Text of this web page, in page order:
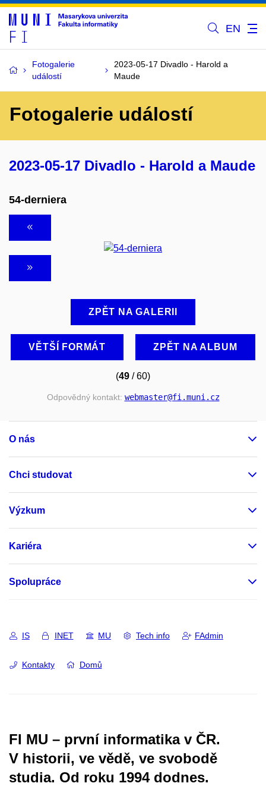
EN
Fotogalerie
událostí
2023-05-17 Divadlo - Harold a
Maude
Fotogalerie událostí
2023-05-17 Divadlo - Harold a Maude
54-derniera
ZPĚT NA GALERII
VĚTŠÍ FORMÁT ZPĚT NA ALBUM
(49 / 60)
Odpovědný kontakt: webmaster@fi.muni.cz
O nás
Chci studovat
Výzkum
Kariéra
Spolupráce
IS INET MU Tech info FAdmin
Kontakty Domů
FI MU – první informatika v ČR.
V historii, ve vědě, ve svobodě
studia. Od roku 1994 dodnes.